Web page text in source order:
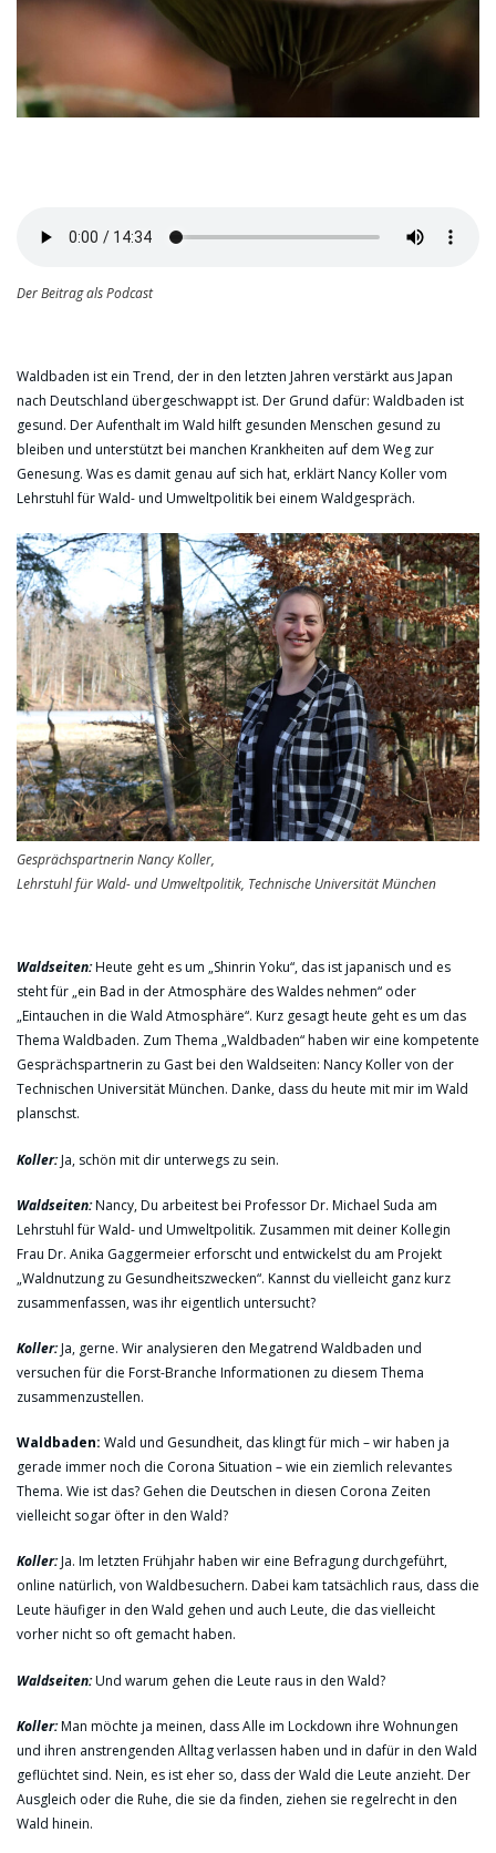
Der Beitrag als Podcast
Waldbaden ist ein Trend, der in den letzten Jahren verstärkt aus Japan
nach Deutschland übergeschwappt ist. Der Grund dafür: Waldbaden ist
gesund. Der Aufenthalt im Wald hilft gesunden Menschen gesund zu
bleiben und unterstützt bei manchen Krankheiten auf dem Weg zur
Genesung. Was es damit genau auf sich hat, erklärt Nancy Koller vom
Lehrstuhl für Wald- und Umweltpolitik bei einem Waldgespräch.
Gesprächspartnerin Nancy Koller,
Lehrstuhl für Wald- und Umweltpolitik, Technische Universität München
Waldseiten:Heute geht es um „Shinrin Yoku“, das ist japanisch und es
steht für „ein Bad in der Atmosphäre des Waldes nehmen“ oder
„Eintauchen in die Wald Atmosphäre“. Kurz gesagt heute geht es um das
Thema Waldbaden. Zum Thema „Waldbaden“ haben wir eine kompetente
Gesprächspartnerin zu Gast bei den Waldseiten: Nancy Koller von der
Technischen Universität München. Danke, dass du heute mit mir im Wald
planschst.
Koller:Ja, schön mit dir unterwegs zu sein.
Waldseiten:Nancy, Du arbeitest bei Professor Dr. Michael Suda am
Lehrstuhl für Wald- und Umweltpolitik. Zusammen mit deiner Kollegin
Frau Dr. Anika Gaggermeier erforscht und entwickelst du am Projekt
„Waldnutzung zu Gesundheitszwecken“. Kannst du vielleicht ganz kurz
zusammenfassen, was ihr eigentlich untersucht?
Koller:Ja, gerne. Wir analysieren den Megatrend Waldbaden und
versuchen für die Forst-Branche Informationen zu diesem Thema
zusammenzustellen.
Waldbaden: Wald und Gesundheit, das klingt für mich – wir haben ja
gerade immer noch die Corona Situation – wie ein ziemlich relevantes
Thema. Wie ist das? Gehen die Deutschen in diesen Corona Zeiten
vielleicht sogar öfter in den Wald?
Koller:Ja. Im letzten Frühjahr haben wir eine Befragung durchgeführt,
online natürlich, von Waldbesuchern. Dabei kam tatsächlich raus, dass die
Leute häufiger in den Wald gehen und auch Leute, die das vielleicht
vorher nicht so oft gemacht haben.
Waldseiten:Und warum gehen die Leute raus in den Wald?
Koller:Man möchte ja meinen, dass Alle im Lockdown ihre Wohnungen
und ihren anstrengenden Alltag verlassen haben und in dafür in den Wald
geflüchtet sind. Nein, es ist eher so, dass der Wald die Leute anzieht. Der
Ausgleich oder die Ruhe, die sie da finden, ziehen sie regelrecht in den
Wald hinein.